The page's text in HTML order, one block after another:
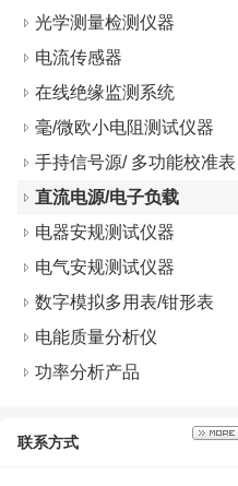
光学测量检测仪器
电流传感器
在线绝缘监测系统
毫/微欧小电阻测试仪器
手持信号源/ 多功能校准表
直流电源/电子负载
电器安规测试仪器
电气安规测试仪器
数字模拟多用表/钳形表
电能质量分析仪
功率分析产品
联系方式